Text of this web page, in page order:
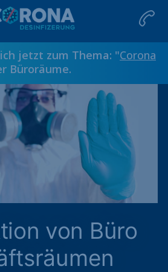
jetzt zum Thema: "Corona
Büroräume.
von Büro